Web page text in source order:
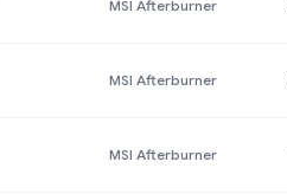
MSI Afterburner
MSI Afterburner
MSI Afterburner